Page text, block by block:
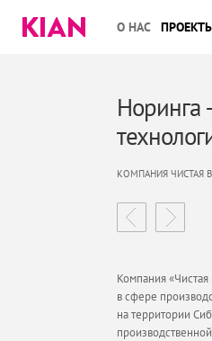
О НАС
Норинга
КОМПАНИЯ ЧИСТАЯ
Компания
в сфере
на территории